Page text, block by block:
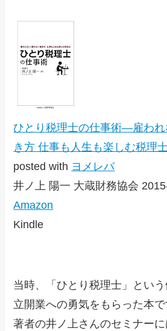
ひとり税理士の仕事術―雇わ
き方 仕事も人生も楽しむ税理
posted with ヨメレバ
井ノ上 陽一 大蔵財務協会
Amazon
Kindle
当時、「ひとり税理士」とい
立開業への勇気をもらった本で
著者の井ノ上さんのセミナー